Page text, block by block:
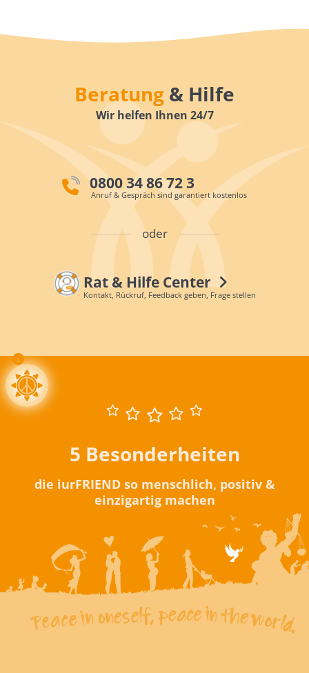
Beratung & Hilfe
Wir helfen Ihnen 24/7
0800 34 86 72 3
Anruf & Gespräch sind garantiert kostenlos
oder
Rat & Hilfe Center
Kontakt, Rückruf, Feedback geben, Frage stellen
5 Besonderheiten
die iurFRIEND so menschlich, positiv &
einzigartig machen